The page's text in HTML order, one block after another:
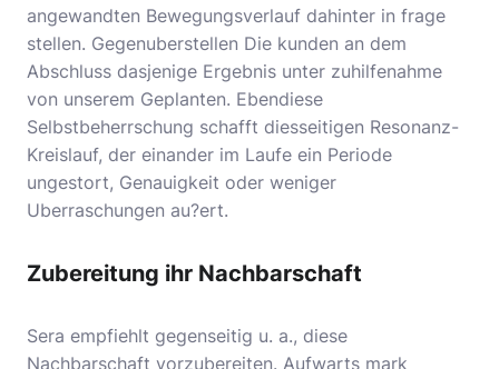
angewandten Bewegungsverlauf dahinter in frage
stellen. Gegenuberstellen Die kunden an dem
Abschluss dasjenige Ergebnis unter zuhilfenahme
von unserem Geplanten. Ebendiese
Selbstbeherrschung schafft diesseitigen Resonanz-
Kreislauf, der einander im Laufe ein Periode
ungestort, Genauigkeit oder weniger
Uberraschungen au?ert.
Zubereitung ihr Nachbarschaft
Sera empfiehlt gegenseitig u. a., diese
Nachbarschaft vorzubereiten. Aufwarts mark